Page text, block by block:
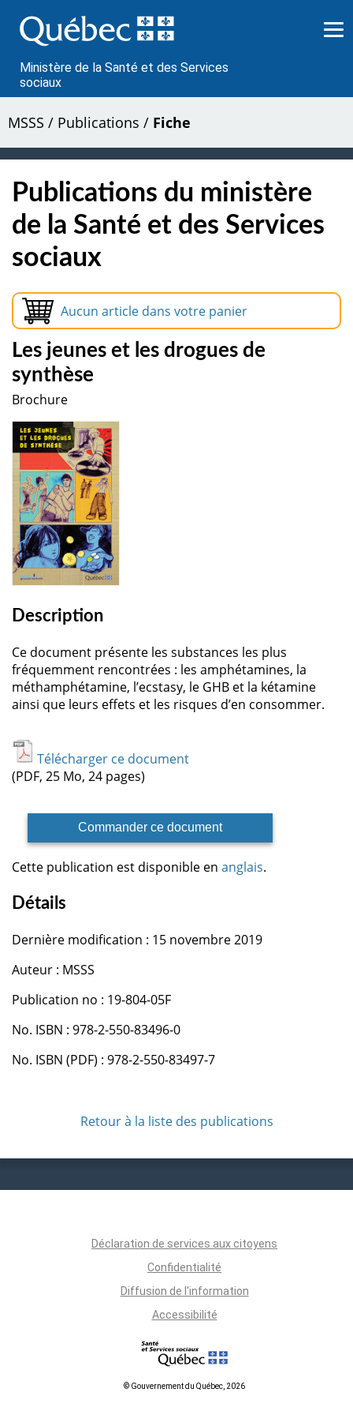
au
contenu
Ministère de la Santé et des Services
sociaux
MSSS / Publications / Fiche
Publications du ministère
de la Santé et des Services
sociaux
Aucun article dans votre panier
Les jeunes et les drogues de
synthèse
Brochure
Description
Ce document présente les substances les plus
fréquemment rencontrées : les amphétamines, la
méthamphétamine, l’ecstasy, le GHB et la kétamine
ainsi que leurs effets et les risques d’en consommer.
Télécharger ce document
(PDF, 25 Mo, 24 pages)
Commander ce document
Cette publication est disponible en anglais.
Détails
Dernière modification : 15 novembre 2019
Auteur : MSSS
Publication no : 19-804-05F
No. ISBN : 978-2-550-83496-0
No. ISBN (PDF) : 978-2-550-83497-7
Retour à la liste des publications
Déclaration de services aux citoyens
Confidentialité
Diffusion de l'information
Accessibilité
© Gouvernement du Québec, 2026